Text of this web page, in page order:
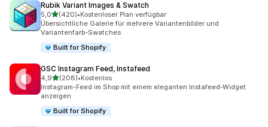
Rubik Variant Images & Swatch
5,0von 5 Sternen
(420)
420 Rezensionen insgesamt
•Kostenloser Plan verfügbar
Übersichtliche Galerie für mehrere Variantenbilder und
Variantenfarb-Swatches
Built for Shopify
GSC Instagram Feed, Instafeed
4,9von 5 Sternen
(208)
208 Rezensionen insgesamt
•Kostenlos
Instagram-Feed im Shop mit einem eleganten Instafeed-Widget
anzeigen
Built for Shopify